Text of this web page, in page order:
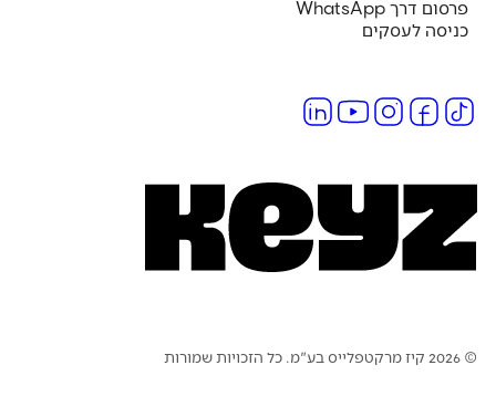
פרסום דרך WhatsApp
כניסה לעסקים